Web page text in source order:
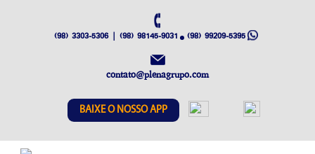
(98) 3303-5306 | (98) 98145-9031 (98) 99209-5395
contato@plenagrupo.com
BAIXE O NOSSO APP